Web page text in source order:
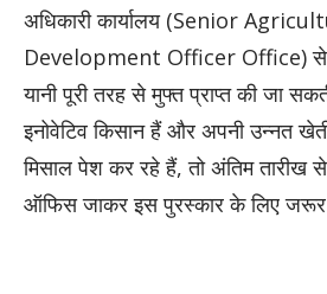
अधिकारी कार्यालय (Senior
Development Officer Office) से
यानी पूरी तरह से मुफ्त प्राप्त की जा
इनोवेटिव किसान हैं और अपनी उन्नत
मिसाल पेश कर रहे हैं, तो अंतिम तारीख
ऑफिस जाकर इस पुरस्कार के लिए जरूर